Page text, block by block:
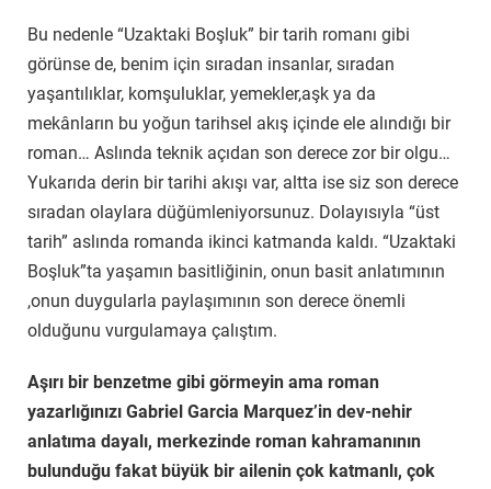
Bu nedenle “Uzaktaki Boşluk” bir tarih romanı gibi
görünse de, benim için sıradan insanlar, sıradan
yaşantılıklar, komşuluklar, yemekler,aşk ya da
mekânların bu yoğun tarihsel akış içinde ele alındığı bir
roman… Aslında teknik açıdan son derece zor bir olgu…
Yukarıda derin bir tarihi akışı var, altta ise siz son derece
sıradan olaylara düğümleniyorsunuz. Dolayısıyla “üst
tarih” aslında romanda ikinci katmanda kaldı. “Uzaktaki
Boşluk”ta yaşamın basitliğinin, onun basit anlatımının
,onun duygularla paylaşımının son derece önemli
olduğunu vurgulamaya çalıştım.
Aşırı bir benzetme gibi görmeyin ama roman
yazarlığınızı Gabriel Garcia Marquez’in dev-nehir
anlatıma dayalı, merkezinde roman kahramanının
bulunduğu fakat büyük bir ailenin çok katmanlı, çok